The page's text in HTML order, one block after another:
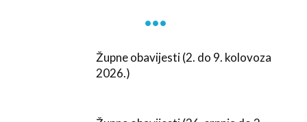
. . .
Župne obavijesti (2. do 9. kolovoza
2026.)